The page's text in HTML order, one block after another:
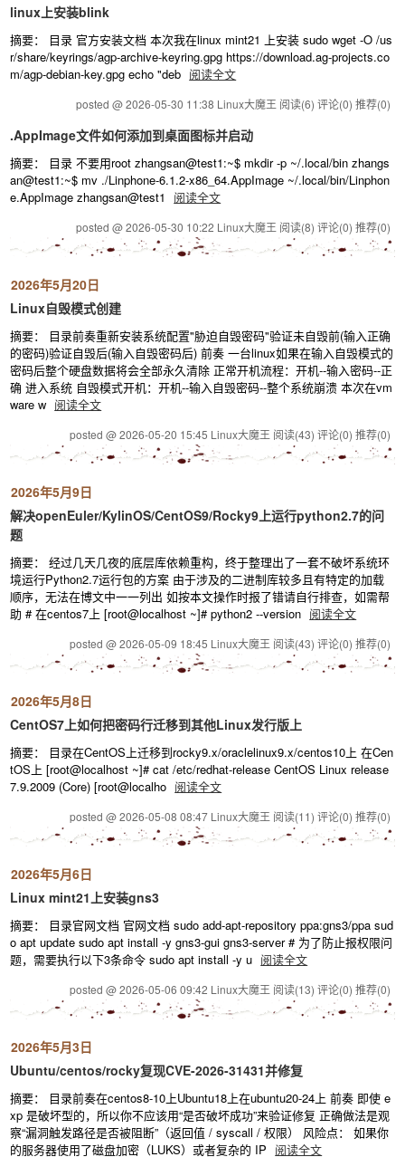
linux上安装blink
摘要： 目录 官方安装文档 本次我在linux mint21 上安装 sudo wget -O /us
r/share/keyrings/agp-archive-keyring.gpg https://download.ag-projects.co
m/agp-debian-key.gpg echo "deb 阅读全文
posted @ 2026-05-30 11:38 Linux大魔王 阅读(6) 评论(0) 推荐(0)
.AppImage文件如何添加到桌面图标并启动
摘要： 目录 不要用root zhangsan@test1:~$ mkdir -p ~/.local/bin zhangs
an@test1:~$ mv ./Linphone-6.1.2-x86_64.AppImage ~/.local/bin/Linphon
e.AppImage zhangsan@test1
阅读全文
posted @ 2026-05-30 10:22 Linux大魔王 阅读(8) 评论(0) 推荐(0)
2026年5月20日
Linux自毁模式创建
摘要： 目录前奏重新安装系统配置"胁迫自毁密码"验证未自毁前(输入正确
的密码)验证自毁后(输入自毁密码后) 前奏 一台linux如果在输入自毁模式的
密码后整个硬盘数据将会全部永久清除 正常开机流程：开机--输入密码--正
确 进入系统 自毁模式开机：开机--输入自毁密码--整个系统崩溃 本次在vm
ware w 阅读全文
posted @ 2026-05-20 15:45 Linux大魔王 阅读(43) 评论(0) 推荐(0)
2026年5月9日
解决openEuler/KylinOS/CentOS9/Rocky9上运行python2.7的问
题
摘要： 经过几天几夜的底层库依赖重构，终于整理出了一套不破坏系统环
境运行Python2.7运行包的方案 由于涉及的二进制库较多且有特定的加载
顺序，无法在博文中一一列出 如按本文操作时报了错请自行排查，如需帮
助 # 在centos7上 [root@localhost ~]# python2 --version 阅读全文
posted @ 2026-05-09 18:45 Linux大魔王 阅读(43) 评论(0) 推荐(0)
2026年5月8日
CentOS7上如何把密码行迁移到其他Linux发行版上
摘要： 目录在CentOS上迁移到rocky9.x/oraclelinux9.x/centos10上 在Cen
tOS上 [root@localhost ~]# cat /etc/redhat-release CentOS Linux release
7.9.2009 (Core) [root@localho 阅读全文
posted @ 2026-05-08 08:47 Linux大魔王 阅读(11) 评论(0) 推荐(0)
2026年5月6日
Linux mint21上安装gns3
摘要： 目录官网文档 官网文档 sudo add-apt-repository ppa:gns3/ppa sud
o apt update sudo apt install -y gns3-gui gns3-server # 为了防止报权限问
题，需要执行以下3条命令 sudo apt install -y u 阅读全文
posted @ 2026-05-06 09:42 Linux大魔王 阅读(13) 评论(0) 推荐(0)
2026年5月3日
Ubuntu/centos/rocky复现CVE-2026-31431并修复
摘要： 目录前奏在centos8-10上Ubuntu18上在ubuntu20-24上 前奏 即使 e
xp 是破坏型的，所以你不应该用“是否破坏成功”来验证修复 正确做法是观
察“漏洞触发路径是否被阻断”（返回值 / syscall / 权限） 风险点： 如果你
的服务器使用了磁盘加密（LUKS）或者复杂的 IP 阅读全文